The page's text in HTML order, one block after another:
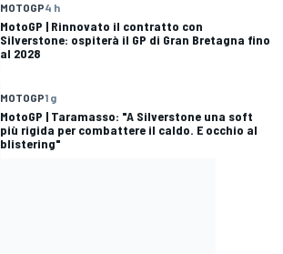
MOTOGP4 h
MotoGP | Rinnovato il contratto con
Silverstone: ospiterà il GP di Gran Bretagna fino
al 2028
MOTOGP1 g
MotoGP | Taramasso: "A Silverstone una soft
più rigida per combattere il caldo. E occhio al
blistering"